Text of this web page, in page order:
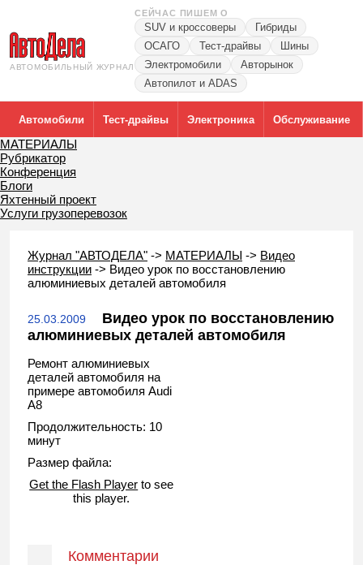
АВТОМОБИЛЬНЫЙ ЖУРНАЛ
СЕЙЧАС ПИШЕМ О
SUV и кроссоверы
Гибриды
ОСАГО
Тест-драйвы
Шины
Электромобили
Авторынок
Автопилот и ADAS
Автомобили Тест-драйвы Электроника Обслуживание
МАТЕРИАЛЫ
Рубрикатор
Конференция
Блоги
Яхтенный проект
Услуги грузоперевозок
Журнал "АВТОДЕЛА" -> МАТЕРИАЛЫ -> Видео
инструкции -> Видео урок по восстановлению
алюминиевых деталей автомобиля
25.03.2009
Видео урок по восстановлению
алюминиевых деталей автомобиля
Ремонт алюминиевых
деталей автомобиля на
примере автомобиля Audi
A8
Продолжительность: 10
минут
Размер файла:
Get the Flash Player to see
this player.
Комментарии